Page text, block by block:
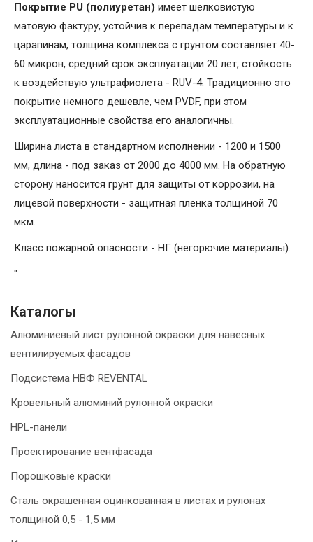
Покрытие PU (полиуретан) имеет шелковистую
матовую фактуру, устойчив к перепадам температуры и к
царапинам, толщина комплекса с грунтом составляет 40-
60 микрон, средний срок эксплуатации 20 лет, стойкость
к воздействую ультрафиолета - RUV-4. Традиционно это
покрытие немного дешевле, чем PVDF, при этом
эксплуатационные свойства его аналогичны.
Ширина листа в стандартном исполнении - 1200 и 1500
мм, длина - под заказ от 2000 до 4000 мм. На обратную
сторону наносится грунт для защиты от коррозии, на
лицевой поверхности - защитная пленка толщиной 70
мкм.
Класс пожарной опасности - НГ (негорючие материалы).
"
Каталогы
Алюминиевый лист рулонной окраски для навесных
вентилируемых фасадов
Подсистема НВФ REVENTAL
Кровельный алюминий рулонной окраски
HPL-панели
Проектирование вентфасада
Порошковые краски
Сталь окрашенная оцинкованная в листах и рулонах
толщиной 0,5 - 1,5 мм